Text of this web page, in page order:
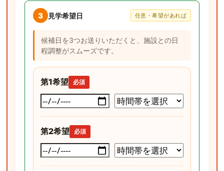
3 見学希望日 任意・希望があれば
候補日を3つお送りいただくと、施設との日
程調整がスムーズです。
第1希望 必須
第2希望 必須